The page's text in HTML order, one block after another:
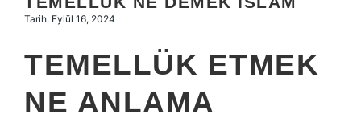
Tarih: Eylül 16, 2024
TEMELLÜK ETMEK
NE ANLAMA